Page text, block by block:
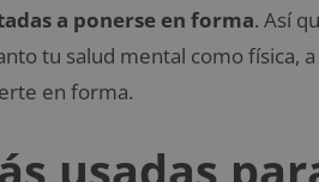
a ponerse en forma. Así
tu salud mental como física,
en forma.